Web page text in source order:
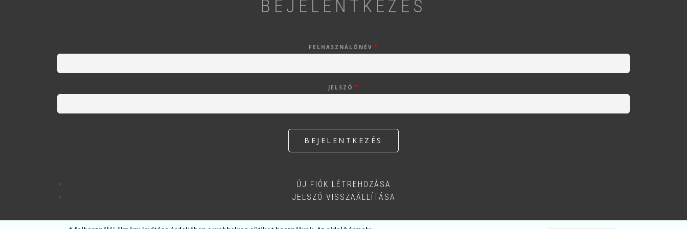
BEJELENTKEZÉS
FELHASZNÁLÓNÉV
JELSZÓ
ÚJ FIÓK LÉTREHOZÁSA
JELSZÓ VISSZAÁLLÍTÁSA